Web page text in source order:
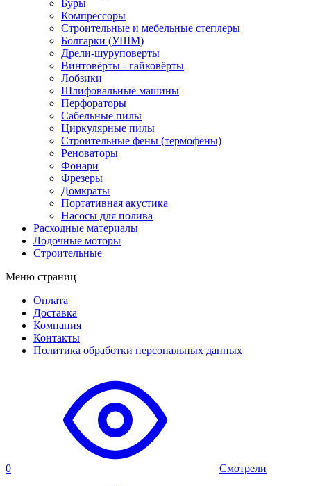
Буры
Компрессоры
Строительные и мебельные степлеры
Болгарки (УШМ)
Дрели-шуруповерты
Винтовёрты - гайковёрты
Лобзики
Шлифовальные машины
Перфораторы
Сабельные пилы
Циркулярные пилы
Строительные фены (термофены)
Реноваторы
Фонари
Фрезеры
Домкраты
Портативная акустика
Насосы для полива
Расходные материалы
Лодочные моторы
Строительные
Меню страниц
Оплата
Доставка
Компания
Контакты
Политика обработки персональных данных
0 Смотрели